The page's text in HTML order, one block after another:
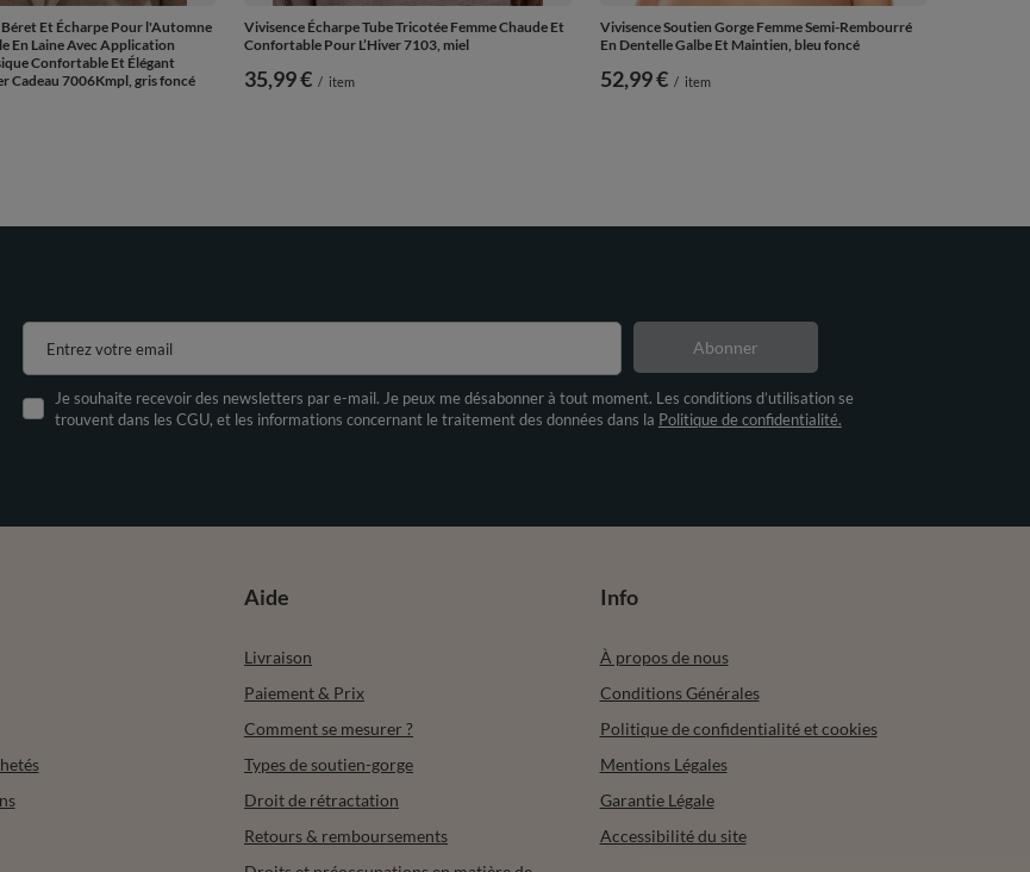
Et Écharpe Pour l'Automne
En Laine Avec Application
Confortable Et Élégant
Cadeau 7006Kmpl, gris foncé
Vivisence Écharpe Tube Tricotée Femme Chaude Et
Confortable Pour L’Hiver 7103, miel
35,99 € / item
Vivisence Soutien Gorge Femme Semi-Rembourré
En Dentelle Galbe Et Maintien, bleu foncé
52,99 € / item
Entrez votre email
Je souhaite recevoir des newsletters par e-mail. Je peux me désabonner à tout moment. Les conditions d’utilisation se
trouvent dans les CGU, et les informations concernant le traitement des données dans la Politique de confidentialité.
Abonner
Aide
Livraison
Paiement & Prix
Comment se mesurer ?
Types de soutien-gorge
Droit de rétractation
Retours & remboursements
Info
À propos de nous
Conditions Générales
Politique de confidentialité et cookies
Mentions Légales
Garantie Légale
Accessibilité du site